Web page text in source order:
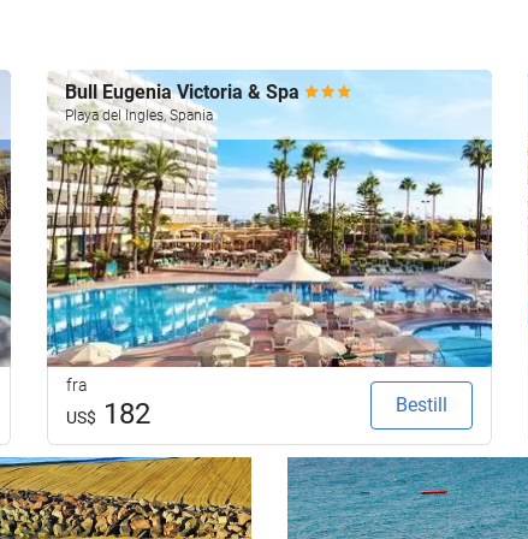
Bull Eugenia Victoria & Spa
Playa del Ingles, Spania
fra
US$ 182 Bestill